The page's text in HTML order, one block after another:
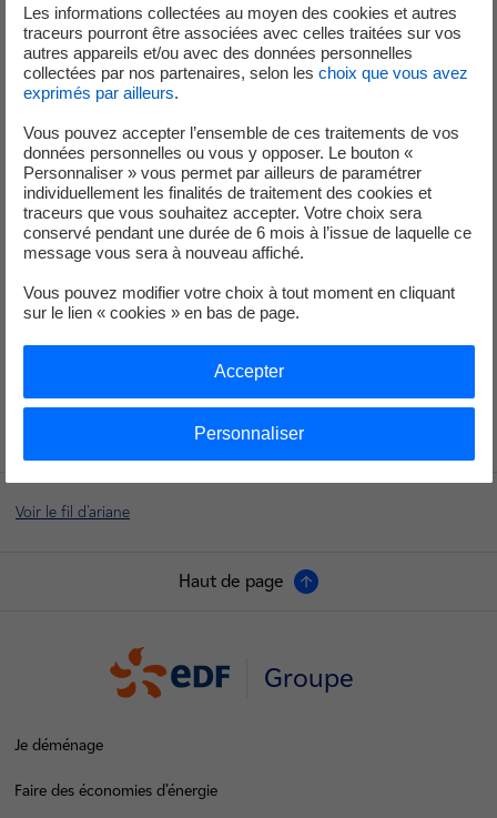
visuellement la bonne position de clapets sur les systèmes
de ventilation des six diesels de l’EPR. Lors de la
préparation de l’activité, il n’est pas identifié que l’accès
aux locaux où se trouvent les clapets à contrôler générait
un risque de déclenchement des ventilateurs requis en
service.En entrant pour effectuer le contrôle, l’ouverture
de la porte a provoqué une variation de pression dans le
local, ce qui aarrêté le ventilateur. L’arrêt du système de
ventilation oblige à déclarer le diesel hors-service dans le
sens des spécifications techniques d’exploitation (STE). Il a
été remis en service 14 minutes plus tard.
Cet événement n’a entrainé aucune conséquence sur la
sûreté de l’installation. La direction de la centrale de
Flamanville 3 a déclaré à l’Autorité de sûreté nucléaire le 5
novembre 2024, un événement significatif sûreté au
niveau 0 de l’échelle INES.
Voir le fil d'ariane
Haut de page
Groupe
Je déménage
Faire des économies d’énergie
Les informations collectées au moyen des cookies et autres
traceurs pourront être associées avec celles traitées sur vos
autres appareils et/ou avec des données personnelles
collectées par nos partenaires, selon les choix que vous avez
exprimés par ailleurs.
Vous pouvez accepter l’ensemble de ces traitements de vos
données personnelles ou vous y opposer. Le bouton «
Personnaliser » vous permet par ailleurs de paramétrer
individuellement les finalités de traitement des cookies et
traceurs que vous souhaitez accepter. Votre choix sera
conservé pendant une durée de 6 mois à l’issue de laquelle ce
message vous sera à nouveau affiché.
Vous pouvez modifier votre choix à tout moment en cliquant
sur le lien « cookies » en bas de page.
Personnaliser
Accepter